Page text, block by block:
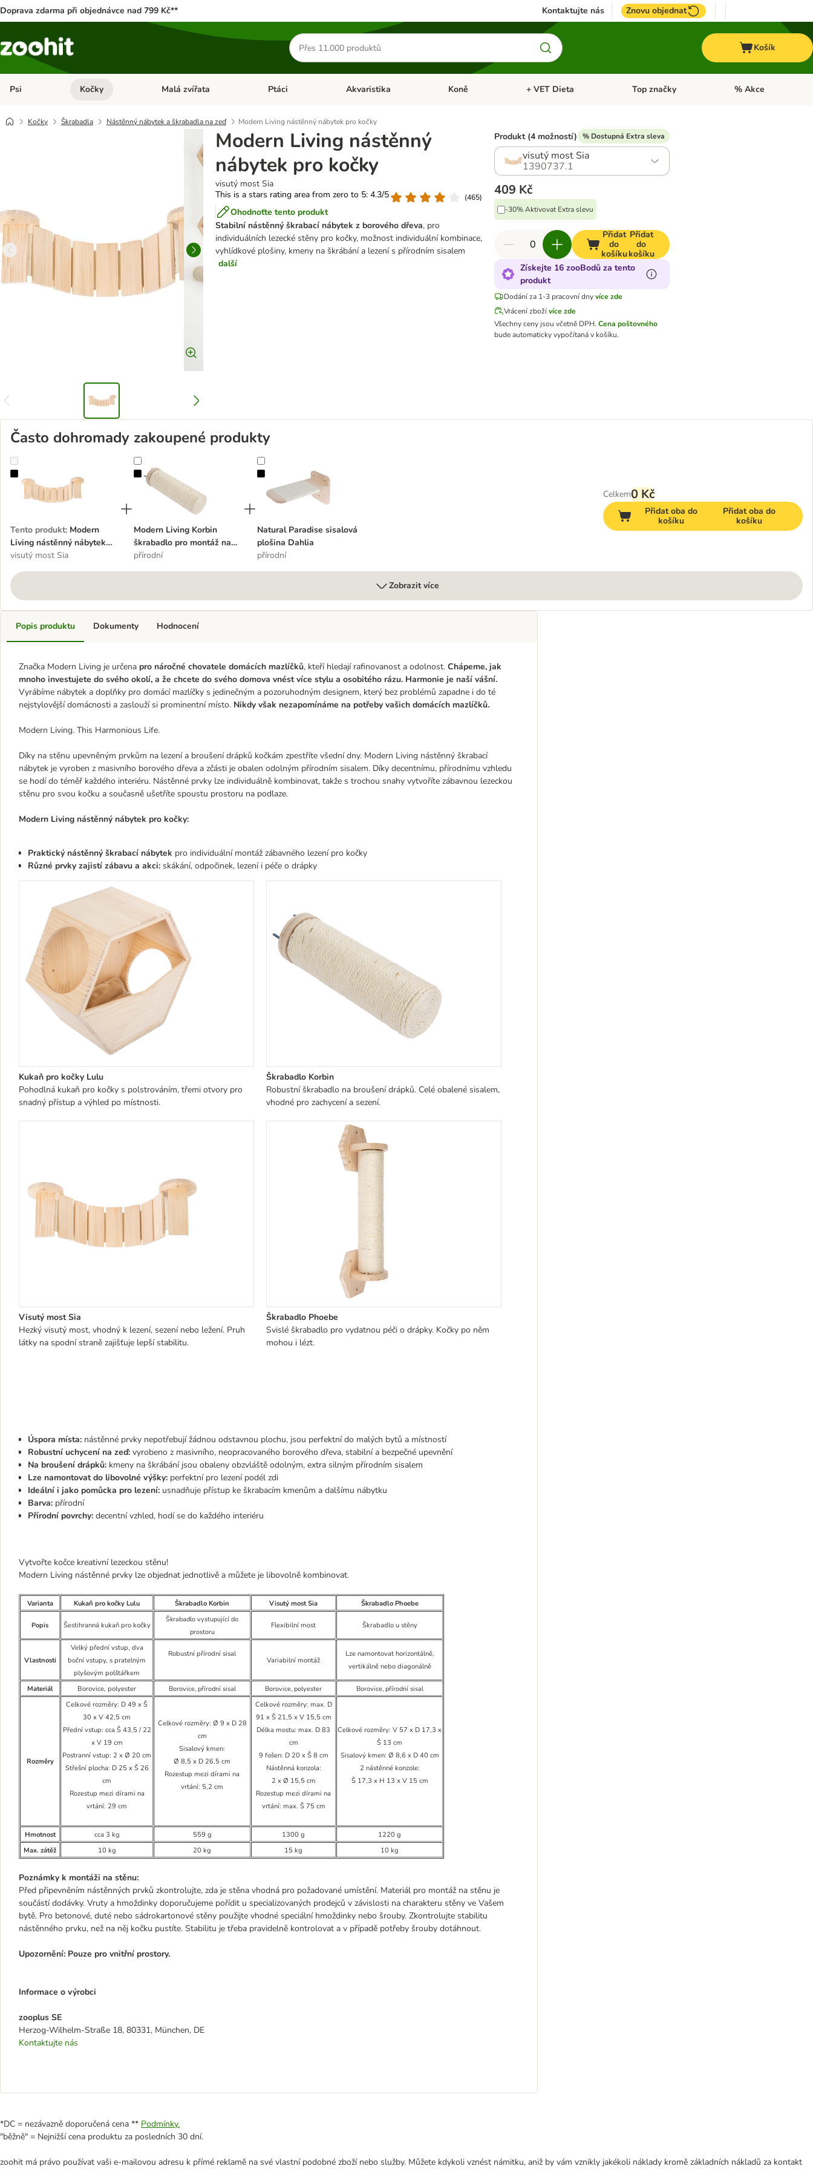
Doprava zdarma při objednávce nad 799 Kč** Kontaktujte nás Znovu objednat
Hledat
produkty
Košík
Psi Otevřít menu: Psi
Kočky Otevřít menu: Kočky
Malá zvířata Otevřít menu: Malá zvířata
Ptáci Otevřít menu: Ptáci
Akvaristika Otevřít menu: Akvaristika
Koně Otevřít menu: Koně
+ VET Dieta Otevřít menu: + VET Dieta
Top značky Otevřít menu: Top
% Akce
Kočky Škrabadla Nástěnný nábytek a škrabadla na zeď Modern Living nástěnný nábytek pro kočky
Modern Living nástěnný
nábytek pro kočky
visutý most Sia
This is a stars rating area from zero to 5: 4.3/5
(465)
Ohodnoťte tento produkt
Stabilní nástěnný škrabací nábytek z borového dřeva, pro
individuálních lezecké stěny pro kočky, možnost individuální kombinace,
vyhlídkové plošiny, kmeny na škrábání a lezení s přírodním sisalem
další
Produkt (4 možností) % Dostupná Extra sleva
visutý most Sia
1390737.1
409 Kč
-30% Aktivovat Extra slevu
Přidat
do
košíku
Přidat
do
košíku
Získejte 16 zooBodů za tento
produkt
Dodání za 1-3 pracovní dny více zde
Vrácení zbožívíce zde
Všechny ceny jsou včetně DPH. Cena poštovného
bude automaticky vypočítaná v košíku.
Často dohromady zakoupené produkty
Modern Living nástěnný nábytek pro kočky
Tento produkt: Modern
Living nástěnný nábytek
pro kočky
visutý most Sia
Modern Living Korbin škrabadlo pro montáž na zeď
Modern Living Korbin
škrabadlo pro montáž na
zeď
přírodní
Natural Paradise sisalová plošina Dahlia
Natural Paradise sisalová
plošina Dahlia
přírodní
Celkem0 Kč
Přidat oba do
košíku
Přidat oba do
košíku
Zobrazit více
Popis produktu
Značka Modern Living je určena pro náročné chovatele domácích mazlíčků, kteří hledají rafinovanost a odolnost. Chápeme, jak
mnoho investujete do svého okolí, a že chcete do svého domova vnést více stylu a osobitého rázu. Harmonie je naší vášní.
Vyrábíme nábytek a doplňky pro domácí mazlíčky s jedinečným a pozoruhodným designem, který bez problémů zapadne i do té
nejstylovější domácnosti a zaslouží si prominentní místo. Nikdy však nezapomínáme na potřeby vašich domácích mazlíčků.
Modern Living. This Harmonious Life.
Díky na stěnu upevněným prvkům na lezení a broušení drápků kočkám zpestříte všední dny. Modern Living nástěnný škrabací
nábytek je vyroben z masivního borového dřeva a zčásti je obalen odolným přírodním sisalem. Díky decentnímu, přírodnímu vzhledu
se hodí do téměř každého interiéru. Nástěnné prvky lze individuálně kombinovat, takže s trochou snahy vytvoříte zábavnou lezeckou
stěnu pro svou kočku a současně ušetříte spoustu prostoru na podlaze.
Modern Living nástěnný nábytek pro kočky:
Praktický nástěnný škrabací nábytek pro individuální montáž zábavného lezení pro kočky
Různé prvky zajistí zábavu a akci: skákání, odpočinek, lezení i péče o drápky
Kukaň pro kočky Lulu
Pohodlná kukaň pro kočky s polstrováním, třemi otvory pro
snadný přístup a výhled po místnosti.
Škrabadlo Korbin
Robustní škrabadlo na broušení drápků. Celé obalené sisalem,
vhodné pro zachycení a sezení.
Visutý most Sia
Hezký visutý most, vhodný k lezení, sezení nebo ležení. Pruh
látky na spodní straně zajišťuje lepší stabilitu.
Škrabadlo Phoebe
Svislé škrabadlo pro vydatnou péči o drápky. Kočky po něm
mohou i lézt.
Úspora místa: nástěnné prvky nepotřebují žádnou odstavnou plochu, jsou perfektní do malých bytů a místností
Robustní uchycení na zeď: vyrobeno z masivního, neopracovaného borového dřeva, stabilní a bezpečné upevnění
Na broušení drápků: kmeny na škrábání jsou obaleny obzvláště odolným, extra silným přírodním sisalem
Lze namontovat do libovolné výšky: perfektní pro lezení podél zdi
Ideální i jako pomůcka pro lezení: usnadňuje přístup ke škrabacím kmenům a dalšímu nábytku
Barva: přírodní
Přírodní povrchy: decentní vzhled, hodí se do každého interiéru
Vytvořte kočce kreativní lezeckou stěnu!
Modern Living nástěnné prvky lze objednat jednotlivě a můžete je libovolně kombinovat.
Varianta Kukaň pro kočky Lulu Škrabadlo Korbin Visutý most Sia Škrabadlo Phoebe
Popis Šestihranná kukaň pro kočky
Škrabadlo vystupující do
prostoru
Flexibilní most Škrabadlo u stěny
Vlastnosti
Velký přední vstup, dva
boční vstupy, s pratelným
plyšovým polštářkem
Robustní přírodní sisal
Variabilní montáž
Lze namontovat horizontálně,
vertikálně nebo diagonálně
Materiál Borovice, polyester Borovice, přírodní sisal Borovice, polyester Borovice, přírodní sisal
Rozměry
Celkové rozměry: D 49 x Š
30 x V 42,5 cm
Přední vstup: cca Š 43,5 / 22
x V 19 cm
Postranní vstup: 2 x Ø 20 cm
Střešní plocha: D 25 x Š 26
cm
Rozestup mezi dírami na
vrtání: 29 cm
Celkové rozměry: Ø 9 x D 28
cm
Sisalový kmen:
Ø 8,5 x D 26,5 cm
Rozestup mezi dírami na
vrtání: 5,2 cm
Celkové rozměry: max. D
91 x Š 21,5 x V 15,5 cm
Délka mostu: max. D 83
cm
9 fošen: D 20 x Š 8 cm
Nástěnná konzola:
2 x Ø 15,5 cm
Rozestup mezi dírami na
vrtání: max. Š 75 cm
Celkové rozměry: V 57 x D 17,3 x
Š 13 cm
Sisalový kmen: Ø 8,6 x D 40 cm
2 nástěnné konzole:
Š 17,3 x H 13 x V 15 cm
Hmotnost cca 3 kg 559 g 1300 g
1220 g
Max. zátěž
10 kg 20 kg 15 kg 10 kg
Poznámky k montáži na stěnu:
Před připevněním nástěnných prvků zkontrolujte, zda je stěna vhodná pro požadované umístění. Materiál pro montáž na stěnu je
součástí dodávky. Vruty a hmoždinky doporučujeme pořídit u specializovaných prodejců v závislosti na charakteru stěny ve Vašem
bytě. Pro betonové, duté nebo sádrokartonové stěny použijte vhodné speciální hmoždinky nebo šrouby. Zkontrolujte stabilitu
nástěnného prvku, než na něj kočku pustíte. Stabilitu je třeba pravidelně kontrolovat a v případě potřeby šrouby dotáhnout.
Upozornění: Pouze pro vnitřní prostory.
Informace o výrobci
zooplus SE
Herzog-Wilhelm-Straße 18, 80331, München, DE
Kontaktujte nás
Dokumenty Hodnocení
*DC = nezávazně doporučená cena ** Podmínky.
"běžně" = Nejnižší cena produktu za posledních 30 dní.
zoohit má právo používat vaši e-mailovou adresu k přímé reklamě na své vlastní podobné zboží nebo služby. Můžete kdykoli vznést námitku, aniž by vám vznikly jakékoli náklady kromě základních nákladů za kontakt